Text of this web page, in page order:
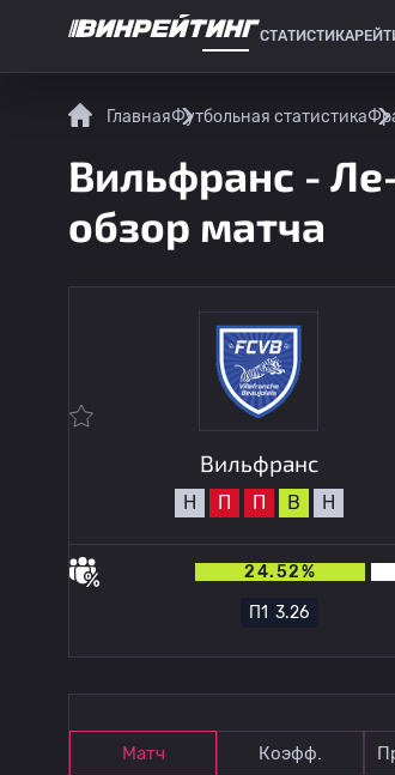
СТАТИСТИКА
ГлавнаяФутбольная статистика
Вильфранс -
обзор матча
Вильфранс
Н П П В Н
24.52%
П13.26
Матч Коэфф.